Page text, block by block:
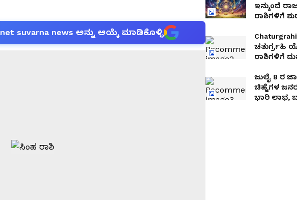
suvarna news ಅನ್ನು ಆಯ್ಕೆ ಮಾಡಿಕೊಳ್ಳಿ
ಇನ್ಮುಂದೆ
ರಾಶಿಗಳಿಗೆ
ಚತುರ್ಗ್ರಹಿ
ರಾಶಿಗಳಿಗೆ
ಜುಲೈ 8 ರ
ಚಿಹ್ನೆಗಳ
ಭಾರಿ ಲಾಭ,